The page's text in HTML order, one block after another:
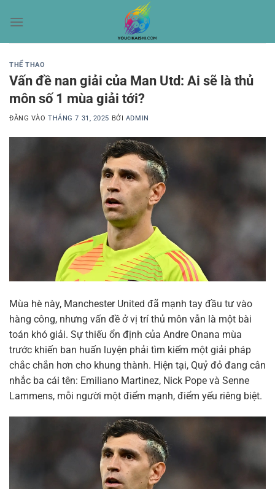
qua
THỂ THAO
Vấn đề nan giải của Man Utd: Ai sẽ là thủ
môn số 1 mùa giải tới?
ĐĂNG VÀOTHÁNG 7 31, 2025 BỞI ADMIN
Mùa hè này, Manchester United đã mạnh tay đầu tư vào
hàng công, nhưng vấn đề ở vị trí thủ môn vẫn là một bài
toán khó giải. Sự thiếu ổn định của Andre Onana mùa
trước khiến ban huấn luyện phải tìm kiếm một giải pháp
chắc chắn hơn cho khung thành. Hiện tại, Quỷ đỏ đang cân
nhắc ba cái tên: Emiliano Martinez, Nick Pope và Senne
Lammens, mỗi người một điểm mạnh, điểm yếu riêng biệt.